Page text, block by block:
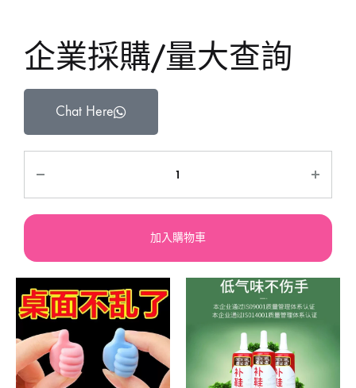
企業採購/量大查詢
Chat Here
加入購物車